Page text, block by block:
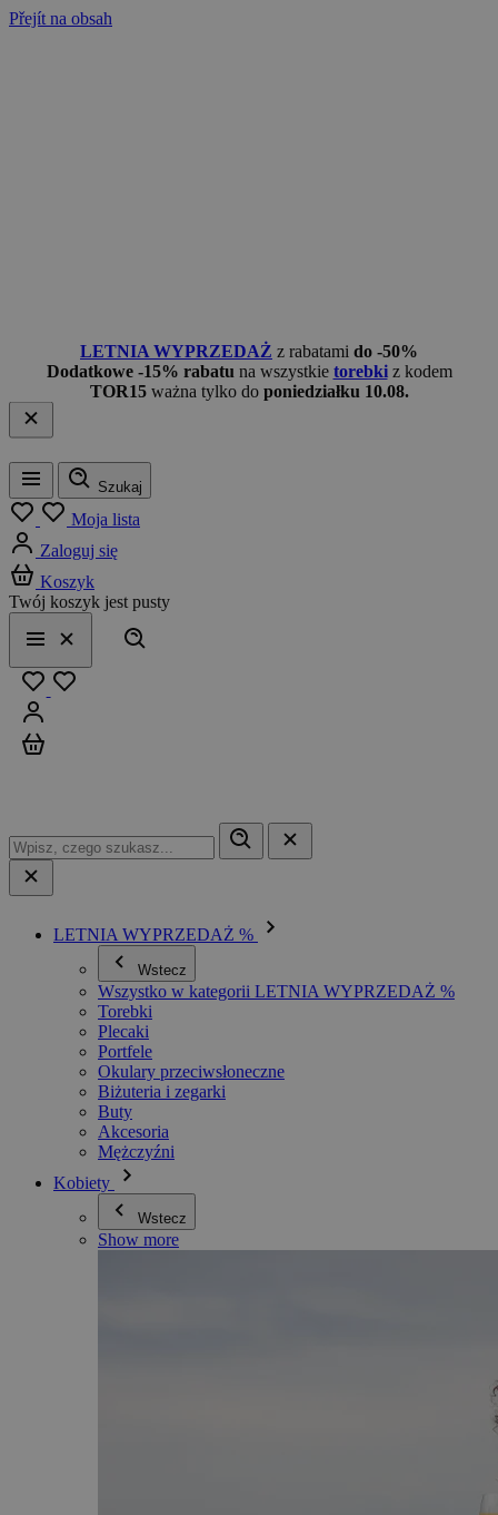
Přejít na obsah
LETNIA WYPRZEDAŻ z rabatami do -50%
Dodatkowe -15% rabatu na wszystkie torebkiz kodem
TOR15 ważna tylko do poniedziałku 10.08.
Menu
Szukaj
Moja lista
Zaloguj się
Koszyk
Twój koszyk jest pusty
Menu
Zamknij
LETNIA WYPRZEDAŻ %
Wstecz
Wszystko w kategorii LETNIA WYPRZEDAŻ %
Torebki
Plecaki
Portfele
Okulary przeciwsłoneczne
Biżuteria i zegarki
Buty
Akcesoria
Mężczyźni
Kobiety
Wstecz
Show more